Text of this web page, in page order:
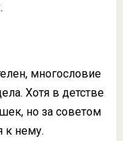
многословие
Хотя в детстве
но за советом
к нему.